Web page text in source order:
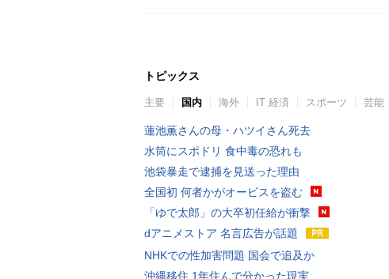
トピックス
主要 国内 海外 IT 経済 スポーツ 芸能
蓮池薫さんの母・ハツイさん死去
水筒にスポドリ 食中毒の恐れも
池袋暴走で逮捕を見送った理由
全国初 何者かがオービスを盗む
「ゆで太郎」の大卒初任給が衝撃
dアニメストア 名言広告が話題
NHKでの性加害問題 国会で追及か
沖縄移住 1年住んで分かった現実